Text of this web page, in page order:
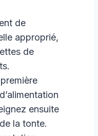
de
approprié,
de
ensuite
la tonte.